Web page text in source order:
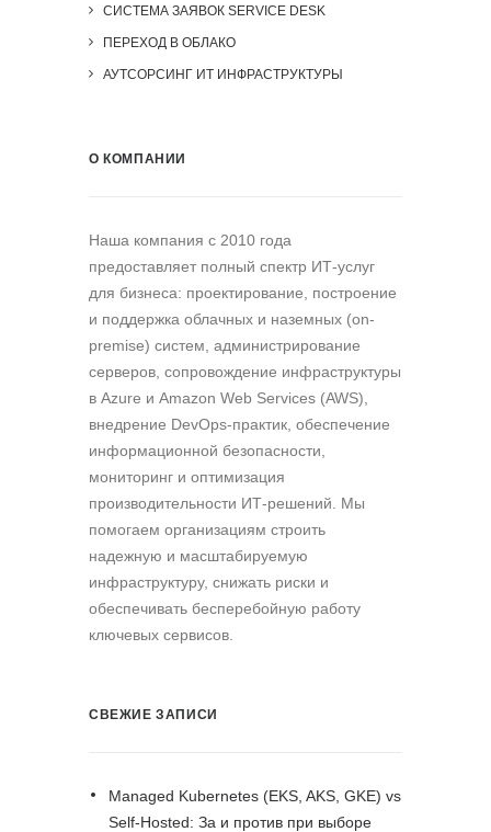
СИСТЕМА ЗАЯВОК SERVICE DESK
ПЕРЕХОД В ОБЛАКО
АУТСОРСИНГ ИТ ИНФРАСТРУКТУРЫ
О КОМПАНИИ
Наша компания c 2010 года
предоставляет полный спектр ИТ-услуг
для бизнеса: проектирование, построение
и поддержка облачных и наземных (on-
premise) систем, администрирование
серверов, сопровождение инфраструктуры
в Azure и Amazon Web Services (AWS),
внедрение DevOps-практик, обеспечение
информационной безопасности,
мониторинг и оптимизация
производительности ИТ-решений. Мы
помогаем организациям строить
надежную и масштабируемую
инфраструктуру, снижать риски и
обеспечивать бесперебойную работу
ключевых сервисов.
СВЕЖИЕ ЗАПИСИ
Managed Kubernetes (EKS, AKS, GKE) vs
Self-Hosted: За и против при выборе